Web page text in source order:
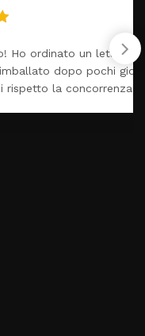
un lettino che é
pochi giorni.
concorrenza